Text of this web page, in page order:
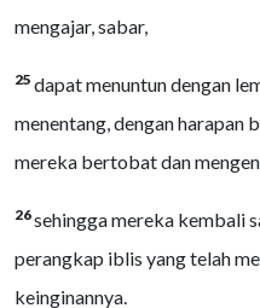
mengajar, sabar,
25 dapat menuntun dengan
menentang, dengan harapan
mereka bertobat dan
26sehingga mereka kembali
perangkap iblis yang telah
keinginannya.